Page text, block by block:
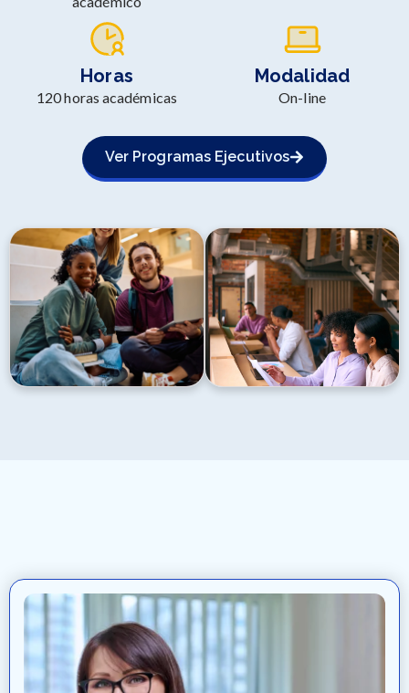
Horas
120 horas académicas
Modalidad
On-line
Ver Programas Ejecutivos